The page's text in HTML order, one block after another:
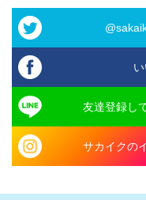
い
友達登録し
サカイクの